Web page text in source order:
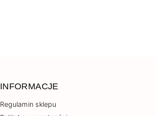
INFORMACJE
Regulamin sklepu